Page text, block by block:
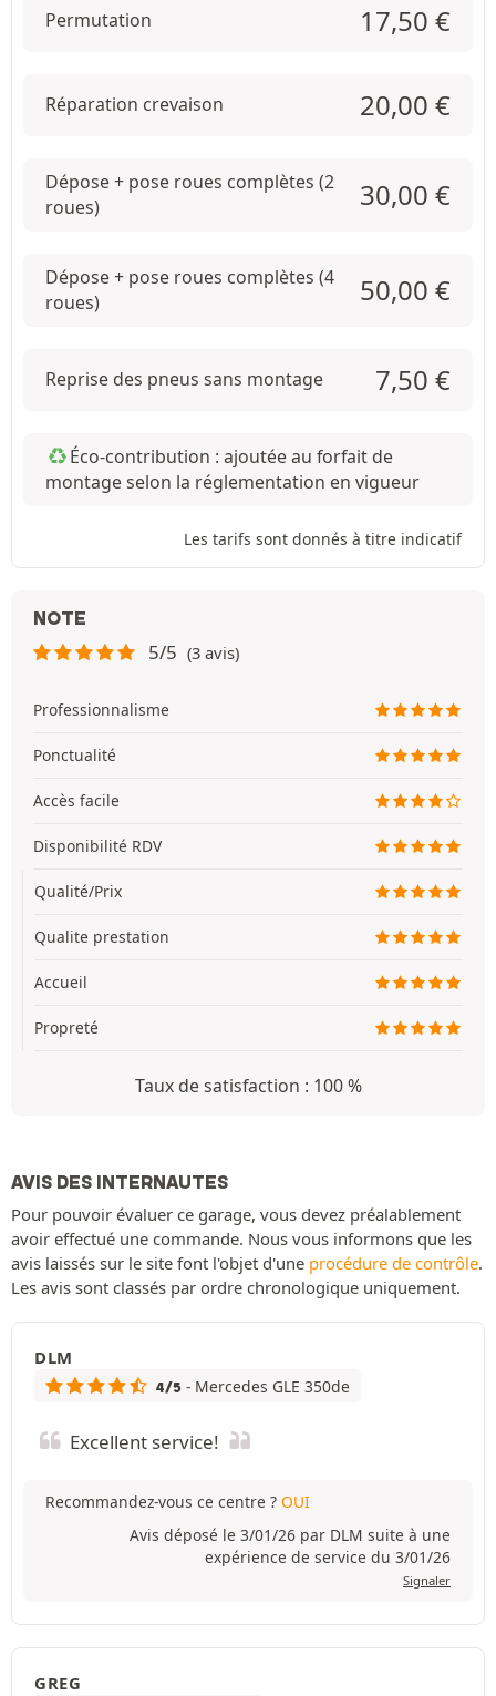
Permutation 17,50 €
Réparation crevaison 20,00 €
Dépose + pose roues complètes (2
roues)
30,00 €
Dépose + pose roues complètes (4
roues)
50,00 €
Reprise des pneus sans montage 7,50 €
Éco-contribution : ajoutée au forfait de
montage selon la réglementation en vigueur
Les tarifs sont donnés à titre indicatif
NOTE
5/5 (3 avis)
Professionnalisme
Ponctualité
Accès facile
Disponibilité RDV
Qualité/Prix
Qualite prestation
Accueil
Propreté
Taux de satisfaction : 100 %
AVIS DES INTERNAUTES
Pour pouvoir évaluer ce garage, vous devez préalablement
avoir effectué une commande. Nous vous informons que les
avis laissés sur le site font l'objet d'une procédure de contrôle.
Les avis sont classés par ordre chronologique uniquement.
DLM
4/5 - Mercedes GLE 350de
Excellent service!
Recommandez-vous ce centre ? OUI
Avis déposé le 3/01/26 par DLM suite à une
expérience de service du 3/01/26
Signaler
GREG